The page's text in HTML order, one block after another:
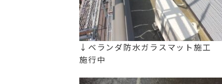
↓ベランダ防水ガラスマット施工
施行中